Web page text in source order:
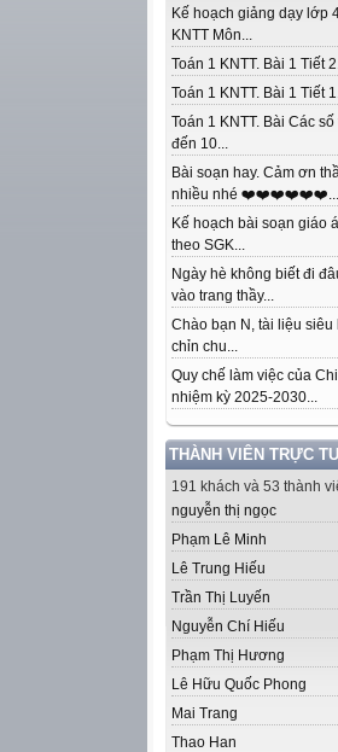
Kế hoạch giảng dạy lớp
KNTT Môn...
Toán 1 KNTT. Bài 1 Tiết
Toán 1 KNTT. Bài 1 Tiết
Toán 1 KNTT. Bài Các
đến 10...
Bài soạn hay. Cảm ơn
nhiều nhé ❤️❤️❤️❤️❤️❤️...
Kế hoạch bài soạn giáo
theo SGK...
Ngày hè không biết đi
vào trang thầy...
Chào bạn N, tài liệu siêu
chỉn chu...
Quy chế làm việc của
nhiệm kỳ 2025-2030...
THÀNH VIÊN TRỰC
191 khách và 53 thành
nguyễn thị ngọc
Phạm Lê Minh
Lê Trung Hiếu
Trần Thị Luyến
Nguyễn Chí Hiếu
Phạm Thị Hương
Lê Hữu Quốc Phong
Mai Trang
Thao Han